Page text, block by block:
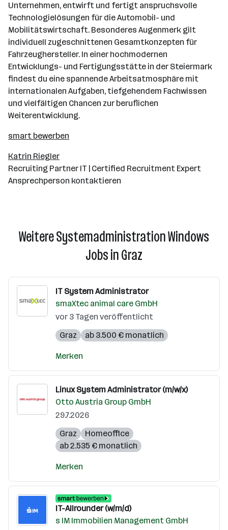
Unternehmen, entwirft und fertigt anspruchsvolle
Technologielösungen für die Automobil- und
Mobilitätswirtschaft. Besonderes Augenmerk gilt
individuell zugeschnittenen Gesamtkonzepten für
Fahrzeughersteller. In einer hochmodernen
Entwicklungs- und Fertigungsstätte in der Steiermark
findest du eine spannende Arbeitsatmosphäre mit
internationalen Aufgaben, tiefgehendem Fachwissen
und vielfältigen Chancen zur beruflichen
Weiterentwicklung.
smart bewerben
Katrin Riegler
Recruiting Partner IT | Certified Recruitment Expert
Ansprechperson kontaktieren
Weitere Systemadministration Windows
Jobs in Graz
IT System Administrator
smaXtec animal care GmbH
vor 3 Tagen veröffentlicht
Graz
ab 3.500 € monatlich
Merken
Linux System Administrator (m/w/x)
Otto Austria Group GmbH
29.7.2026
Graz
Homeoffice
ab 2.535 € monatlich
Merken
IT-Allrounder (w/m/d)
s IM Immobilien Management GmbH